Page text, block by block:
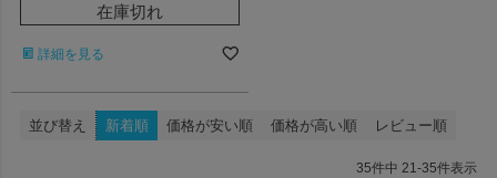
在庫切れ
詳細を見る
並び替え 新着順 価格が安い順 価格が高い順 レビュー順
35件中 21 -35件表示